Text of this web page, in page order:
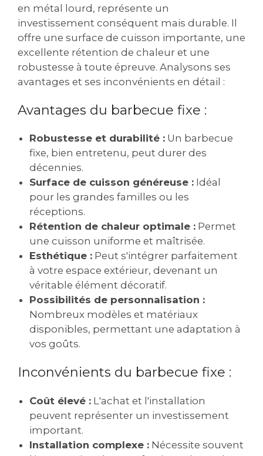
en métal lourd, représente un
investissement conséquent mais durable. Il
offre une surface de cuisson importante, une
excellente rétention de chaleur et une
robustesse à toute épreuve. Analysons ses
avantages et ses inconvénients en détail :
Avantages du barbecue fixe :
Robustesse et durabilité : Un barbecue
fixe, bien entretenu, peut durer des
décennies.
Surface de cuisson généreuse : Idéal
pour les grandes familles ou les
réceptions.
Rétention de chaleur optimale : Permet
une cuisson uniforme et maîtrisée.
Esthétique : Peut s'intégrer parfaitement
à votre espace extérieur, devenant un
véritable élément décoratif.
Possibilités de personnalisation :
Nombreux modèles et matériaux
disponibles, permettant une adaptation à
vos goûts.
Inconvénients du barbecue fixe :
Coût élevé : L'achat et l'installation
peuvent représenter un investissement
important.
Installation complexe : Nécessite souvent